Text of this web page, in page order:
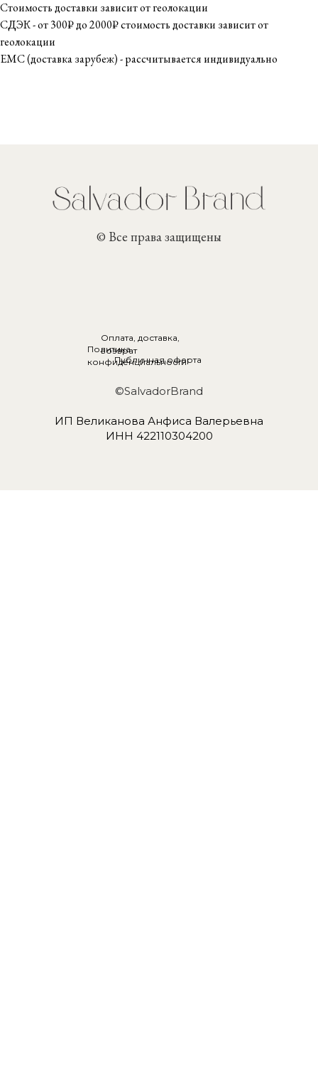
Стоимость доставки зависит от геолокации
СДЭК - от 300₽ до 2000₽ стоимость доставки зависит от
геолокации
ЕМС (доставка зарубеж) - рассчитывается индивидуально
© Все права защищены
Политика
конфиденциальности
Оплата, доставка,
возврат
Публичная оферта
©SalvadorBrand
ИП Великанова Анфиса Валерьевна
ИНН 422110304200